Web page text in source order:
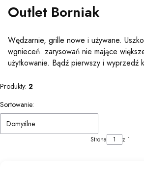
Outlet Borniak
Wędzarnie, grille nowe i używane.
wgnieceń. zarysowań nie mające
użytkowanie. Bądź pierwszy i wyprzedź
Produkty: 2
Lista produktów
Sortowanie:
Domyślne
Strona z 1